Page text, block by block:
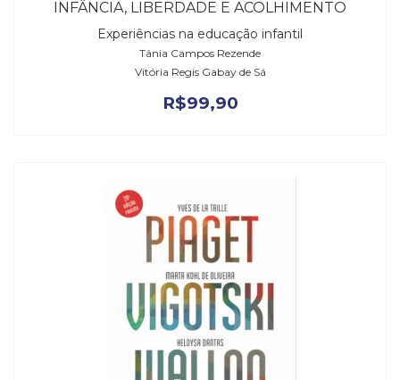
INFÂNCIA, LIBERDADE E ACOLHIMENTO
Experiências na educação infantil
Tânia Campos Rezende
Vitória Regis Gabay de Sá
R$99,90